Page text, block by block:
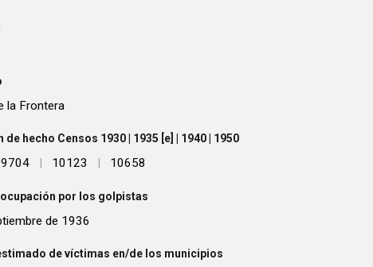
la Frontera
de hecho Censos 1930 | 1935 [e] | 1940 | 1950
9704 | 10123 | 10658
ocupación por los golpistas
de 1936
de víctimas en/de los municipios